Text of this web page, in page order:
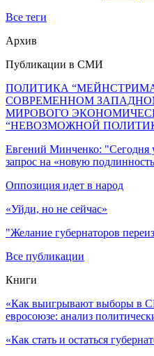
Все теги
Архив
Публикации в СМИ
ПОЛИТИКА
СОВРЕМЕННОМ
МИРОВОГО
“НЕВОЗМОЖНОЙ
Евгений Минченко: "Сегодня
запрос на «новую
Оппозиция идет в народ
«Уйди, но не сейчас»
"Желание губернаторов
Все публикации
Книги
«Как выигрывают выборы в
евросоюзе: анализ
«Как стать и остаться